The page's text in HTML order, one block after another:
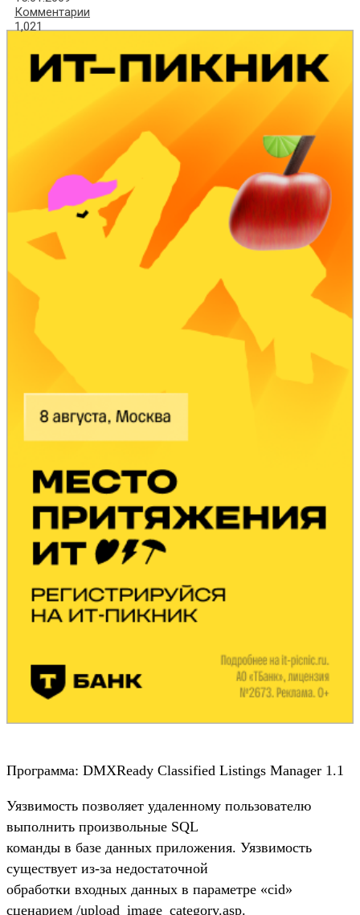
Комментарии
1,021
Программа: DMXReady Classified Listings Manager 1.1
Уязвимость позволяет удаленному пользователю
выполнить произвольные SQL
команды в базе данных приложения. Уязвимость
существует из-за недостаточной
обработки входных данных в параметре «cid»
сценарием /upload_image_category.asp.